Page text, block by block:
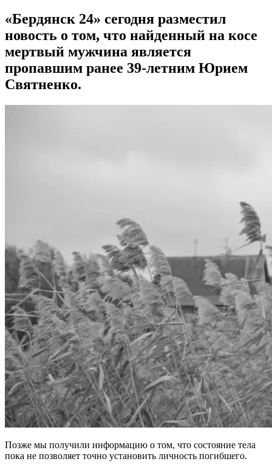
«Бердянск 24» сегодня разместил
новость о том, что найденный на косе
мертвый мужчина является
пропавшим ранее 39-летним Юрием
Святненко.
Позже мы получили информацию о том, что состояние тела
пока не позволяет точно установить личность погибшего.